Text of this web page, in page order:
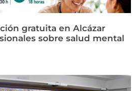
gratuita en Alcázar
sobre salud mental